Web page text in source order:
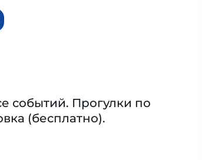
событий. Прогулки по
(бесплатно).